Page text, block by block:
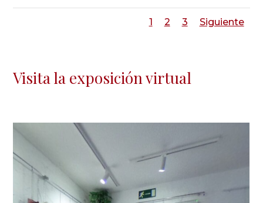
1 2 3 Siguiente
Visita la exposición virtual